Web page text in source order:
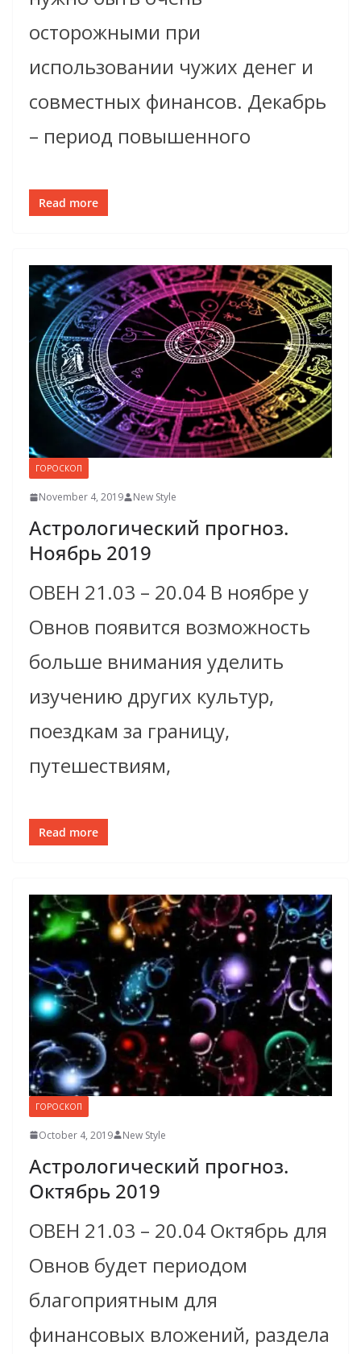
осторожными при
использовании чужих денег и
совместных финансов. Декабрь
– период повышенного
Read more
ГОРОСКОП
November 4, 2019 New Style
Астрологический прогноз.
Ноябрь 2019
ОВЕН 21.03 – 20.04 В ноябре у
Овнов появится возможность
больше внимания уделить
изучению других культур,
поездкам за границу,
путешествиям,
Read more
ГОРОСКОП
October 4, 2019 New Style
Астрологический прогноз.
Октябрь 2019
ОВЕН 21.03 – 20.04 Октябрь для
Овнов будет периодом
благоприятным для
финансовых вложений, раздела